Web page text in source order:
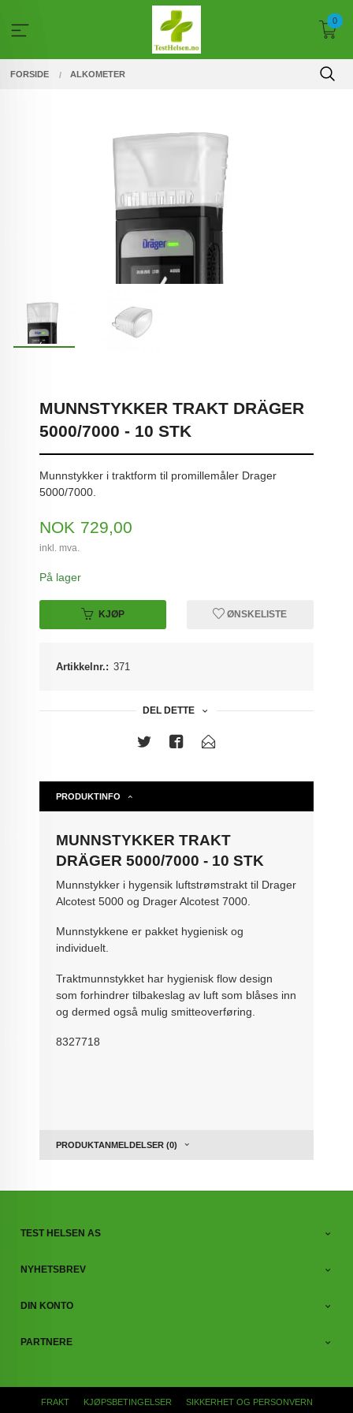
innholdet
0
FORSIDE ALKOMETER
MUNNSTYKKER TRAKT DRÄGER
5000/7000 - 10 STK
Munnstykker i traktform til promillemåler Drager
5000/7000.
Pris
NOK 729,00
inkl. mva.
På lager
KJØP ØNSKELISTE
Artikkelnr.: 371
DEL DETTE
PRODUKTINFO
MUNNSTYKKER TRAKT
DRÄGER 5000/7000 - 10 STK
Munnstykker i hygensik luftstrømstrakt til Drager
Alcotest 5000 og Drager Alcotest 7000.
Munnstykkene er pakket hygienisk og
individuelt.
Traktmunnstykket har hygienisk flow design
som forhindrer tilbakeslag av luft som blåses inn
og dermed også mulig smitteoverføring.
8327718
PRODUKTANMELDELSER (0)
TEST HELSEN AS
NYHETSBREV
DIN KONTO
PARTNERE
FRAKT KJØPSBETINGELSER SIKKERHET OG PERSONVERN